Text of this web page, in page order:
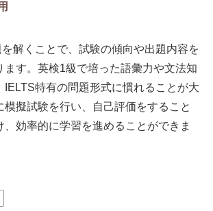
を解くことで、試験の傾向や出題内容を
ます。英検1級で培った語彙力や文法知
IELTS特有の問題形式に慣れることが大
模擬試験を行い、自己評価をすること
、効率的に学習を進めることができま